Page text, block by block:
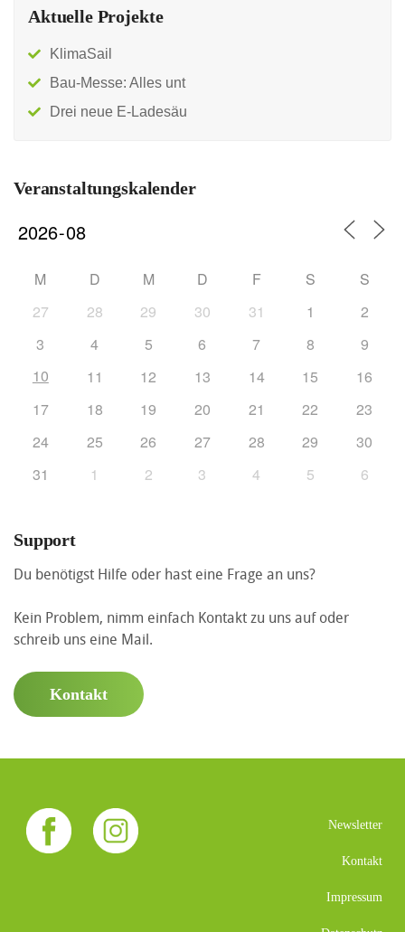
Aktuelle Projekte
KlimaSail
Bau-Messe: Alles unt
Drei neue E-Ladesäu
Veranstaltungskalender
M D M D F S
S
27
28 29 30 31 1
2
3
4 5 6 7 8
9
10
11 12 13 14 15
16
17
18 19 20 21 22
23
24
25 26 27 28 29
30
31
1 2 3 4 5 6
Support
Du benötigst Hilfe oder hast eine Frage an uns?
Kein Problem, nimm einfach Kontakt zu uns auf oder
schreib uns eine Mail.
Kontakt
Newsletter
Kontakt
Impressum